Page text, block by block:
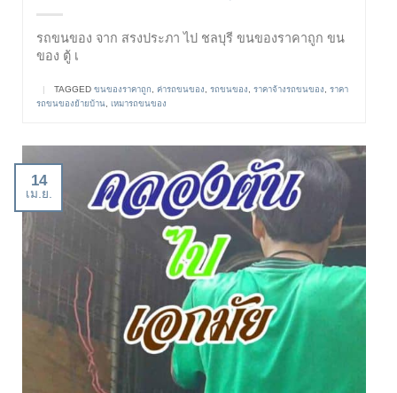
รถขนของ จาก สรงประภา ไป ชลบุรี ขนของราคาถูก ขน
ของ ตู้ เ
| TAGGED ขนของราคาถูก ค่ารถขนของ รถขนของ ราคาจ้างรถขนของ
ราคา
รถขนของย้ายบ้าน เหมารถขนของ
14
เม.ย.